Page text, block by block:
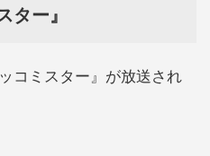
ター』
コミスター』が放送され